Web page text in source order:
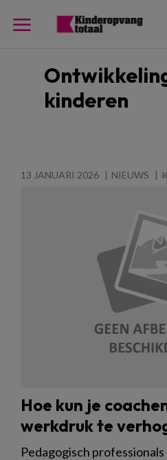
kinderen
13 JANUARI 2026 NIEUWS
Hoe kun je
werkdruk te
Pedagogisch